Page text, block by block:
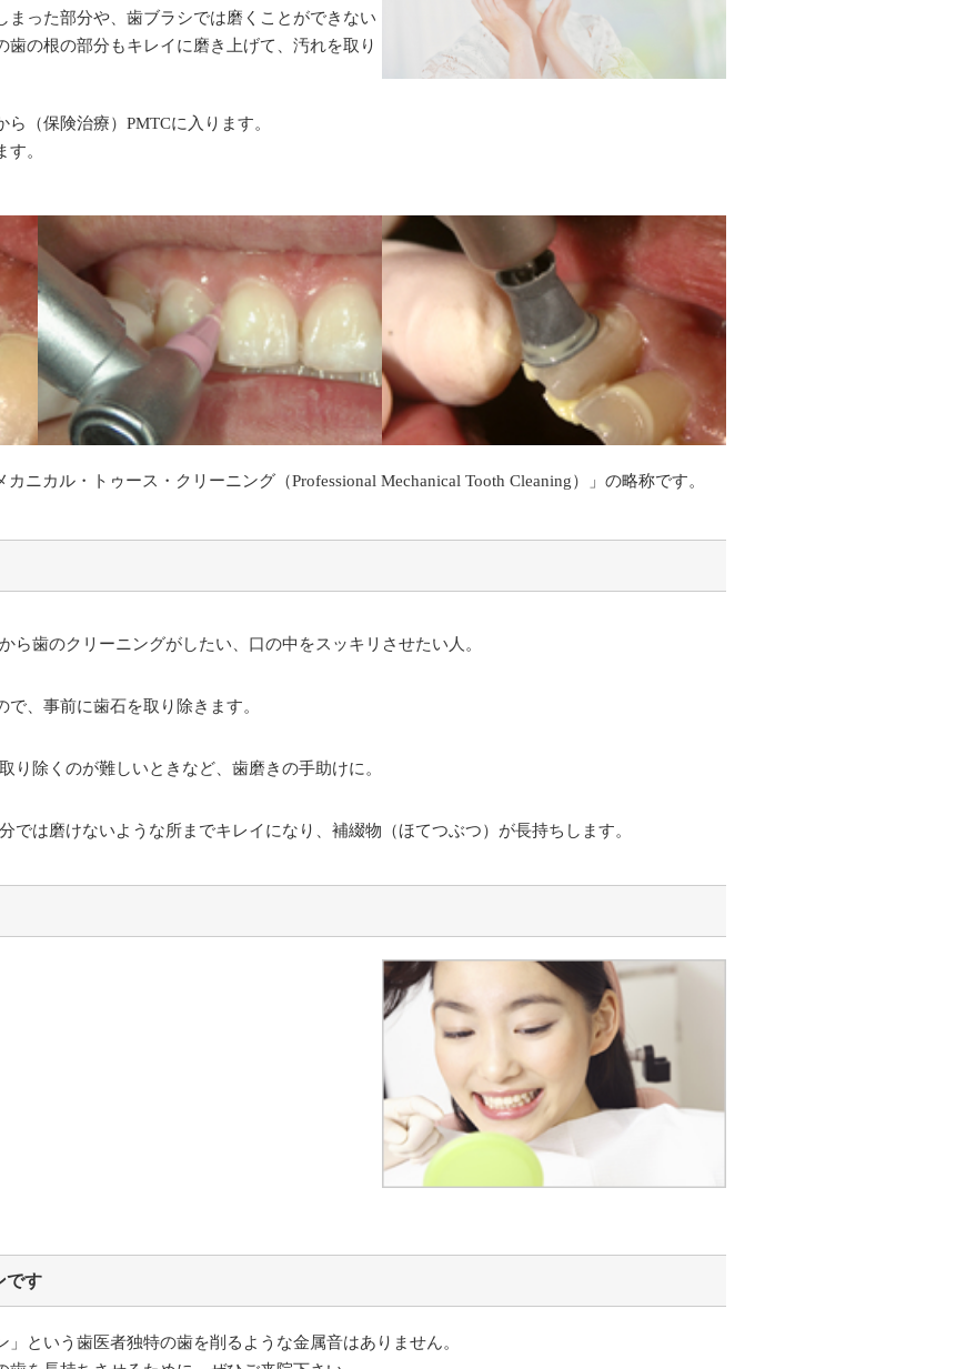
った部分や、歯ブラシでは磨くことができない
の根の部分もキレイに磨き上げて、汚れを取り
（保険治療）PMTCに入ります。
。
ニカル・トゥース・クリーニング（Professional Mechanical Tooth Cleaning）」の略称です。
ら歯のクリーニングがしたい、口の中をスッキリさせたい人。
、事前に歯石を取り除きます。
り除くのが難しいときなど、歯磨きの手助けに。
では磨けないような所までキレイになり、補綴物（ほてつぶつ）が長持ちします。
です
という歯医者独特の歯を削るような金属音はありません。